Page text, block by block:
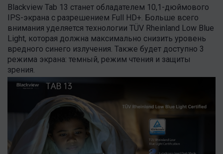
Blackview Tab 13 станет обладателем 10,1-дюймового
IPS-экрана с разрешением Full HD+. Больше всего
внимания уделяется технологии TÜV Rheinland Low Blue
Light, которая должна максимально снизить уровень
вредного синего излучения. Также будет доступно 3
режима экрана: темный, режим чтения и защиты
зрения.